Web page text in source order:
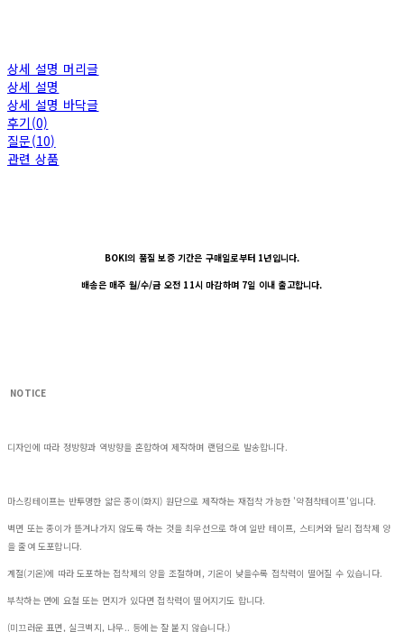
상세 설명 머리글
상세 설명
상세 설명 바닥글
후기(0)
질문(10)
관련 상품
BOKI의 품질 보증 기간은 구매일로부터 1년입니다.
배송은 매주 월/수/금 오전 11시 마감하며 7일 이내 출고합니다.
NOTICE
디자인에 따라 정방향과 역방향을 혼합하여 제작하며 랜덤으로 발송합니다.
마스킹테이프는 반투명한 얇은 종이(화지) 원단으로 제작하는 재접착 가능한 '약점착테이프'입니다.
벽면 또는 종이가 뜯겨나가지 않도록 하는 것을 최우선으로 하여 일반 테이프, 스티커와 달리 접착제 양
을 줄여 도포합니다.
계절(기온)에 따라 도포하는 접착제의 양을 조절하며, 기온이 낮을수록 접착력이 떨어질 수 있습니다.
부착하는 면에 요철 또는 먼지가 있다면 접착력이 떨어지기도 합니다.
(미끄러운 표면, 실크벽지, 나무.. 등에는 잘 붙지 않습니다.)